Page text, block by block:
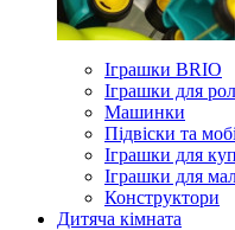
Іграшки BRIO
Іграшки для
Машинки
Підвіски та
Іграшки для
Іграшки для
Конструктори
Дитяча кімната